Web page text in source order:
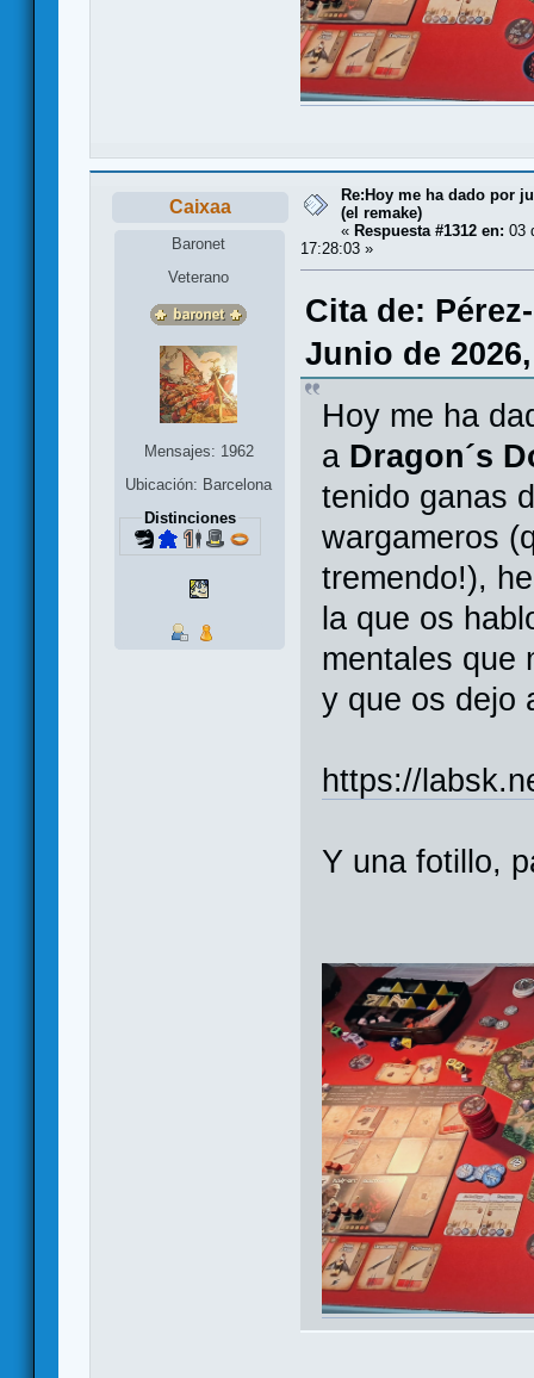
Caixaa
Baronet
Veterano
Mensajes: 1962
Ubicación: Barcelona
Distinciones
Re:Hoy me ha dado por
(el remake)
« Respuesta #1312 en: 03
17:28:03 »
Cita de:
Junio de
Hoy me ha
a Dragon´s
tenido ganas
wargameros
tremendo!),
la que os
mentales que
y que os dejo
https://
Y una fotillo,